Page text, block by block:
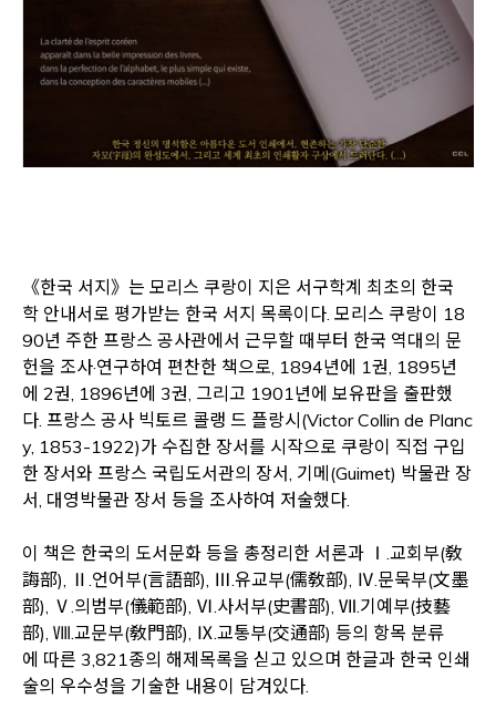
《한국 서지》는 모리스 쿠랑이 지은 서구학계 최초의 한국
학 안내서로 평가받는 한국 서지 목록이다. 모리스 쿠랑이 18
90년 주한 프랑스 공사관에서 근무할 때부터 한국 역대의 문
헌을 조사·연구하여 편찬한 책으로, 1894년에 1권, 1895년
에 2권, 1896년에 3권, 그리고 1901년에 보유판을 출판했
다. 프랑스 공사 빅토르 콜랭 드 플랑시(Victor Collin de Planc
y, 1853-1922)가 수집한 장서를 시작으로 쿠랑이 직접 구입
한 장서와 프랑스 국립도서관의 장서, 기메(Guimet) 박물관 장
서, 대영박물관 장서 등을 조사하여 저술했다.
이 책은 한국의 도서문화 등을 총정리한 서론과 Ⅰ.교회부(敎
誨部), Ⅱ.언어부(言語部), Ⅲ.유교부(儒敎部), Ⅳ.문묵부(文墨
部), Ⅴ.의범부(儀範部), Ⅵ.사서부(史書部), Ⅶ.기예부(技藝
部), Ⅷ.교문부(敎門部), Ⅸ.교통부(交通部) 등의 항목 분류
에 따른 3,821종의 해제목록을 싣고 있으며 한글과 한국 인쇄
술의 우수성을 기술한 내용이 담겨있다.